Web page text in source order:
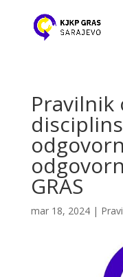
Pravilnik
GRAS
mar 18, 2024|